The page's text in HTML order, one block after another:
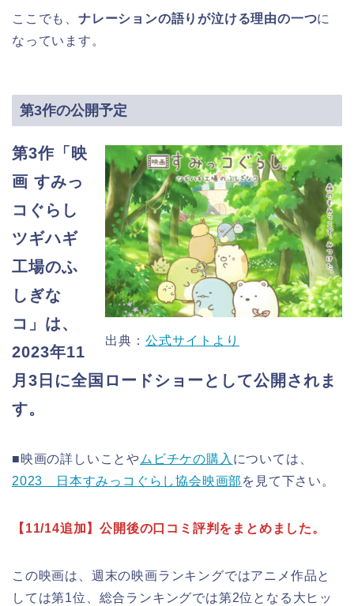
ここでも、 ナレーションの語りが泣ける理由の一つに
なっています。
第3作の公開予定
出典： 公式サイトより
第3作「映
画 すみっ
コぐらし
ツギハギ
工場のふ
しぎな
コ」は、
2023年11
月3日に全国ロードショーとして公開されま
す。
■映画の詳しいことや ムビチケの購入 については、
2023 日本すみっコぐらし協会映画部 を見て下さい。
【11/14追加】公開後の口コミ評判をまとめました。
この映画は、週末の映画ランキングではアニメ作品と
しては第1位、総合ランキングでは第2位となる大ヒッ